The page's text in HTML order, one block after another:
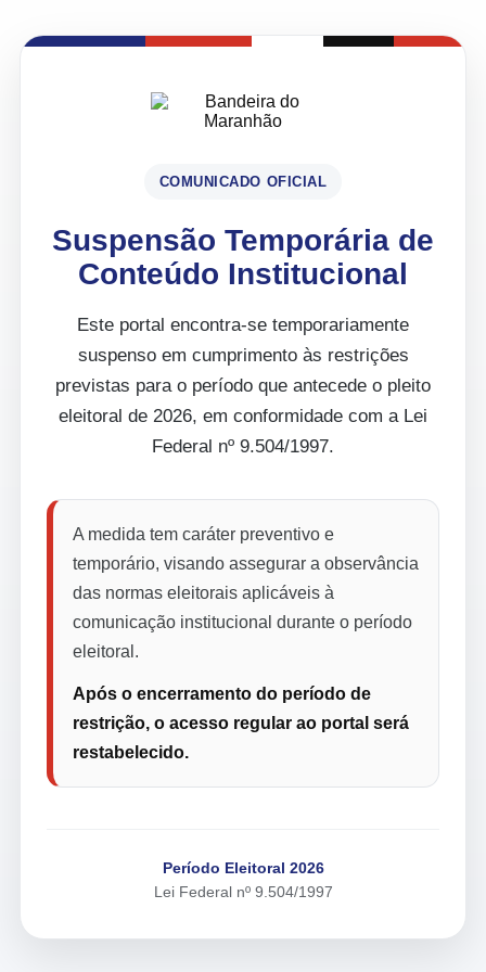
COMUNICADO OFICIAL
Suspensão Temporária de
Conteúdo Institucional
Este portal encontra-se temporariamente
suspenso em cumprimento às restrições
previstas para o período que antecede o pleito
eleitoral de 2026, em conformidade com a Lei
Federal nº 9.504/1997.
A medida tem caráter preventivo e
temporário, visando assegurar a observância
das normas eleitorais aplicáveis à
comunicação institucional durante o período
eleitoral.
Após o encerramento do período de
restrição, o acesso regular ao portal será
restabelecido.
Período Eleitoral 2026
Lei Federal nº 9.504/1997